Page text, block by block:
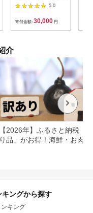
肉 牛 牛肉 和牛 ブラ
り 冷凍 ふるさと 人気
焼肉 焼肉用 BBQ バ
ーベキュー SS38
5.0
寄付金額: 30,000 円
介
【2026年】ふるさと納税「
り品」がお得！海鮮・お肉・
キングから探す
ンキング